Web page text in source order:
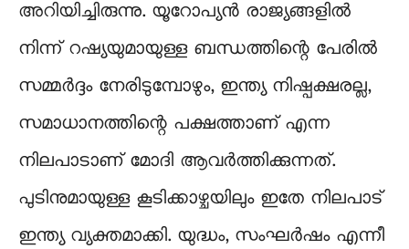
അറിയിച്ചിരുന്നു. യൂറോപ്യൻ രാജ്യങ്ങളിൽ
നിന്ന് റഷ്യയുമായുള്ള ബന്ധത്തിന്റെ പേരിൽ
സമ്മർദ്ദം നേരിടുമ്പോഴും, ഇന്ത്യ നിഷ്പക്ഷരല്ല,
സമാധാനത്തിന്റെ പക്ഷത്താണ് എന്ന
നിലപാടാണ് മോദി ആവർത്തിക്കുന്നത്.
പുടിനുമായുള്ള കൂടിക്കാഴ്ചയിലും ഇതേ നിലപാട്
ഇന്ത്യ വ്യക്തമാക്കി. യുദ്ധം, സംഘർഷം എന്നീ